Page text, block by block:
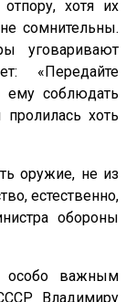
хотя их
сомнительны.
уговаривают
«Передайте
ему соблюдать
хоть
оружие, не из
естественно,
обороны
важным
Владимиру